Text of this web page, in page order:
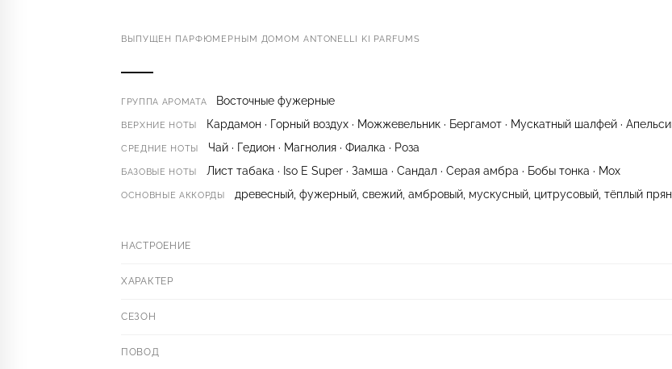
ВЫПУЩЕН ПАРФЮМЕРНЫМ ДОМОМ ANTONELLI KI PARFUMS
ГРУППА АРОМАТА Восточные фужерные
ВЕРХНИЕ НОТЫ Кардамон · Горный воздух · Можжевельник · Бергамот · Мускатный шалфей ·
СРЕДНИЕ НОТЫ Чай · Гедион · Магнолия · Фиалка · Роза
БАЗОВЫЕ НОТЫ Лист табака · Iso E Super · Замша · Сандал · Серая амбра · Бобы тонка · Мох
ОСНОВНЫЕ АККОРДЫ древесный, фужерный, свежий, амбровый, мускусный, цитрусовый, тёплый
НАСТРОЕНИЕ
ХАРАКТЕР
СЕЗОН
ПОВОД